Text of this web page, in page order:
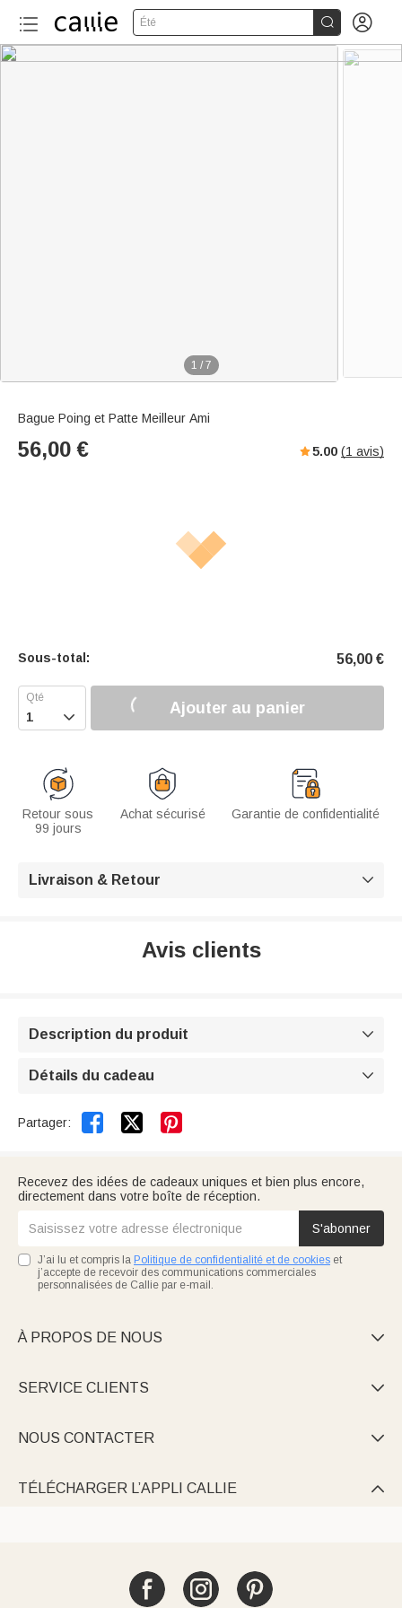
Été  
1 / 7
Bague Poing et Patte Meilleur Ami
56,00 € 5.00 (1 avis)
Sous-total: 56,00 €
 Ajouter au panier
Retour sous
99 jours
Achat sécurisé Garantie de confidentialité
Livraison & Retour 
Avis clients
Description du produit 
Détails du cadeau 
Partager:  
Recevez des idées de cadeaux uniques et bien plus encore,
directement dans votre boîte de réception.
S'abonner
J’ai lu et compris la Politique de confidentialité et de cookies et
j’accepte de recevoir des communications commerciales
personnalisées de Callie par e-mail.
À PROPOS DE NOUS 
SERVICE CLIENTS 
NOUS CONTACTER 
TÉLÉCHARGER L’APPLI CALLIE 